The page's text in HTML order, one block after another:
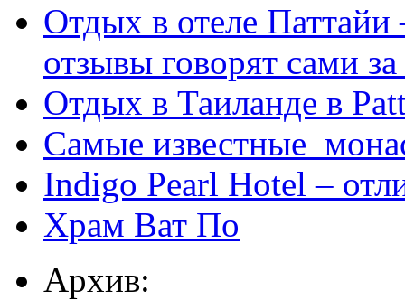
Отдых в отеле
отзывы говорят сами за
Отдых в Таиланде в
Самые известные
Indigo Pearl Hotel –
Храм Ват По
Архив: